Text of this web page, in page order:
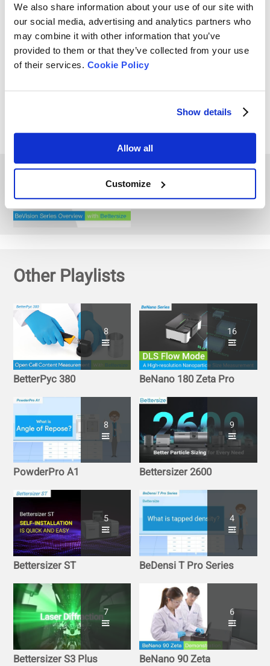
We also share information about your use of our site with
our social media, advertising and analytics partners who
may combine it with other information that you’ve
provided to them or that they’ve collected from your use
of their services. Cookie Policy
Show details
Allow all
Customize
¿Qué es el análisis de
imágenes? Fundamentos
de la serie BeVision
Cómo instalar y utilizar
Visión general de la serie
BeVision | Precisión en la
visión de partículas
Other Playlists
8
BetterPyc 380
16
BeNano 180 Zeta Pro
8
PowderPro A1
9
Bettersizer 2600
5
Bettersizer ST
4
BeDensi T Pro Series
7
Bettersizer S3 Plus
6
BeNano 90 Zeta